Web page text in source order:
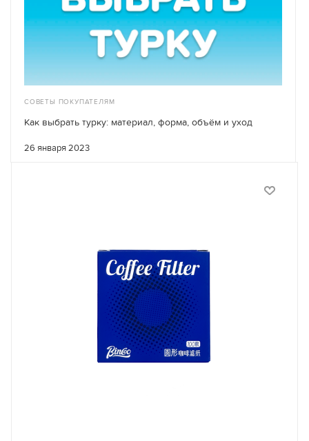
СОВЕТЫ ПОКУПАТЕЛЯМ
26 января 2023
Как выбрать турку: материал, форма, объём и уход